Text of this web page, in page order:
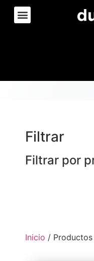
Filtrar
Filtrar por
Inicio / Productos